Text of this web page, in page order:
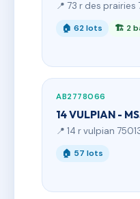
📍 73 r des prairies
🏠 62 lots 🏗 2
AB2778066
14 VULPIAN -
📍 14 r vulpian
🏠 57 lots